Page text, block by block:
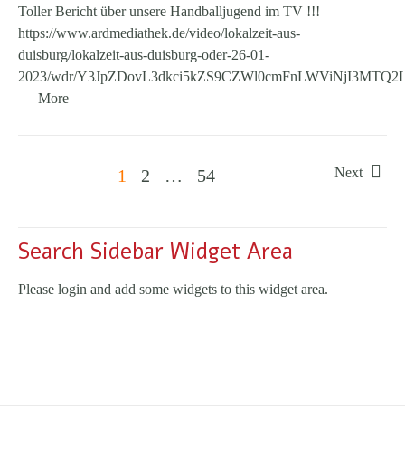
Toller Bericht über unsere Handballjugend im TV !!!
https://www.ardmediathek.de/video/lokalzeit-aus-
duisburg/lokalzeit-aus-duisburg-oder-26-01-
2023/wdr/
More
1 2 … 54 Next
Search Sidebar Widget Area
Please login and add some widgets to this widget area.